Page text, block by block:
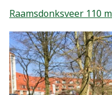
Raamsdonksveer 110